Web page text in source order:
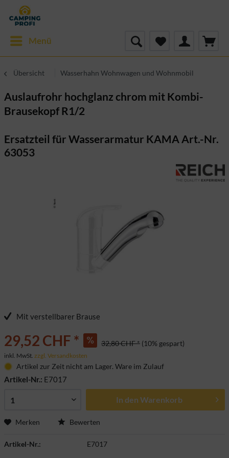
Menü
Übersicht Wasserhahn Wohnwagen und Wohnmobil
Auslaufrohr hochglanz chrom mit Kombi-
Brausekopf R1/2
Ersatzteil für Wasserarmatur KAMA Art.-Nr.
63053
Mit verstellbarer Brause
29,52 CHF * 32,80 CHF * (10% gespart)
inkl. MwSt. zzgl. Versandkosten
Artikel zur Zeit nicht am Lager. Ware im Zulauf
Artikel-Nr.: E7017
In den Warenkorb
Merken Bewerten
Artikel-Nr.: E7017